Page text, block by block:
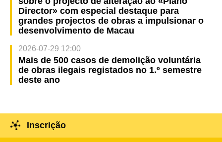
Director» com especial destaque para
grandes projectos de obras a impulsionar o
desenvolvimento de Macau
2026-07-29 12:00
Mais de 500 casos de demolição voluntária
de obras ilegais registados no 1.º semestre
deste ano
Inscrição